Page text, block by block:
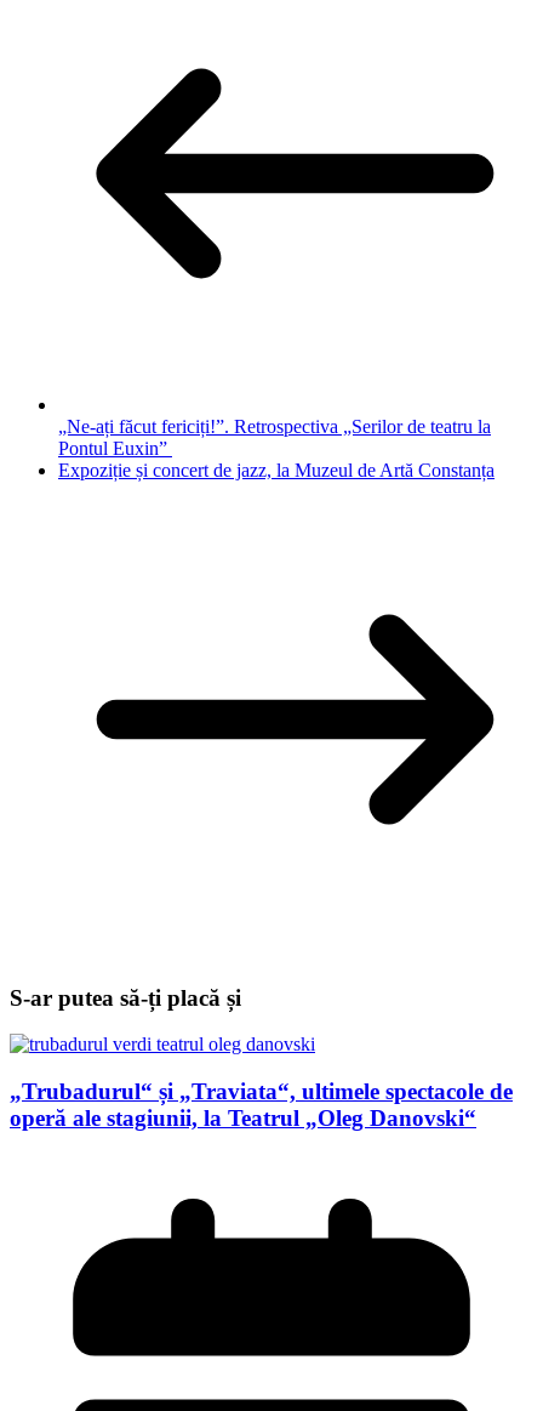
„Ne-ați făcut fericiți!”. Retrospectiva „Serilor de teatru la
Pontul Euxin”
Expoziție și concert de jazz, la Muzeul de Artă Constanța
S-ar putea să-ți placă și
„Trubadurul“ și „Traviata“, ultimele spectacole de
operă ale stagiunii, la Teatrul „Oleg Danovski“